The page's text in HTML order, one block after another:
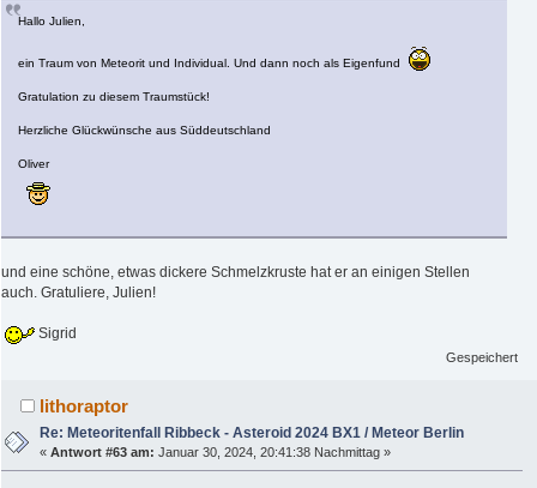
Hallo Julien,
ein Traum von Meteorit und Individual. Und dann noch als Eigenfund
Gratulation zu diesem Traumstück!
Herzliche Glückwünsche aus Süddeutschland
Oliver
und eine schöne, etwas dickere Schmelzkruste hat er an einigen Stellen
auch. Gratuliere, Julien!
Sigrid
Gespeichert
lithoraptor
Re: Meteoritenfall Ribbeck - Asteroid 2024 BX1 / Meteor Berlin
«Antwort #63 am: Januar 30, 2024, 20:41:38 Nachmittag »